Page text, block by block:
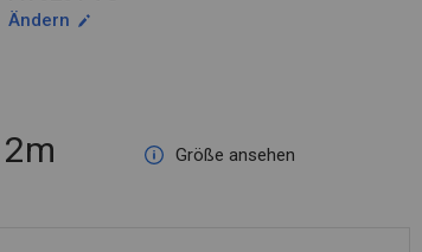
Ändern
Größe ansehen